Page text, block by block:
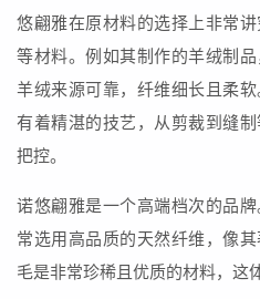
悠翩雅在原材料的选择上非常
等材料。例如其制作的羊绒制
羊绒来源可靠，纤维细长且柔
有着精湛的技艺，从剪裁到缝
把控。
诺悠翩雅是一个高端档次的品
常选用高品质的天然纤维，像
毛是非常珍稀且优质的材料，这